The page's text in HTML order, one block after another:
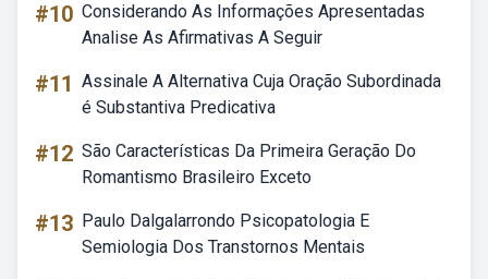
#10 Considerando As Informações Apresentadas
Analise As Afirmativas A Seguir
#11 Assinale A Alternativa Cuja Oração Subordinada
é Substantiva Predicativa
#12 São Características Da Primeira Geração Do
Romantismo Brasileiro Exceto
#13 Paulo Dalgalarrondo Psicopatologia E
Semiologia Dos Transtornos Mentais